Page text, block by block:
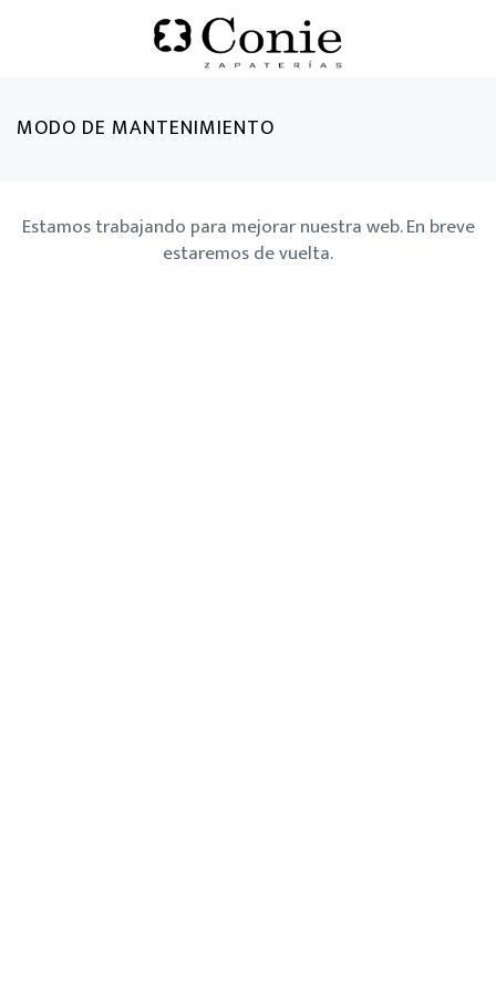
MODO DE MANTENIMIENTO
Estamos trabajando para mejorar nuestra web. En breve
estaremos de vuelta.